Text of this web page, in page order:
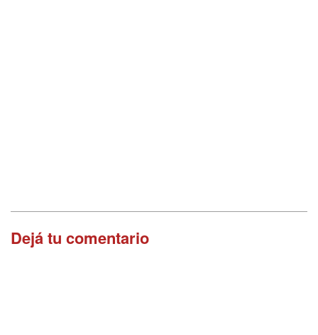
Dejá tu comentario